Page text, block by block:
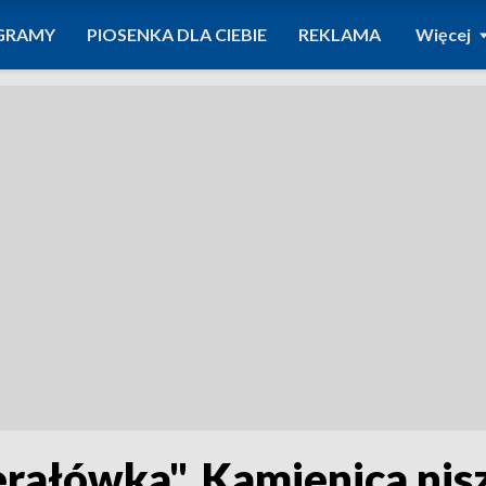
PIOSENKA DLA CIEBIE REKLAMA Więcej